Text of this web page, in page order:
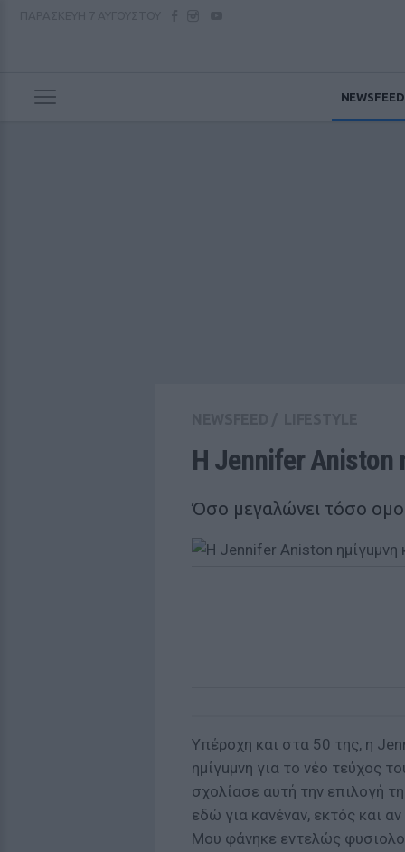
NEWSFEED
Η Jennifer Aniston
Όσο μεγαλώνει τόσο
Υπέροχη και στα 50 της, η
ημίγuμνη για το νέο τεύχος
σχολίασε αυτή την επιλογή
εδώ για κανέναν, εκτός και
Μου φάνηκε εντελώς